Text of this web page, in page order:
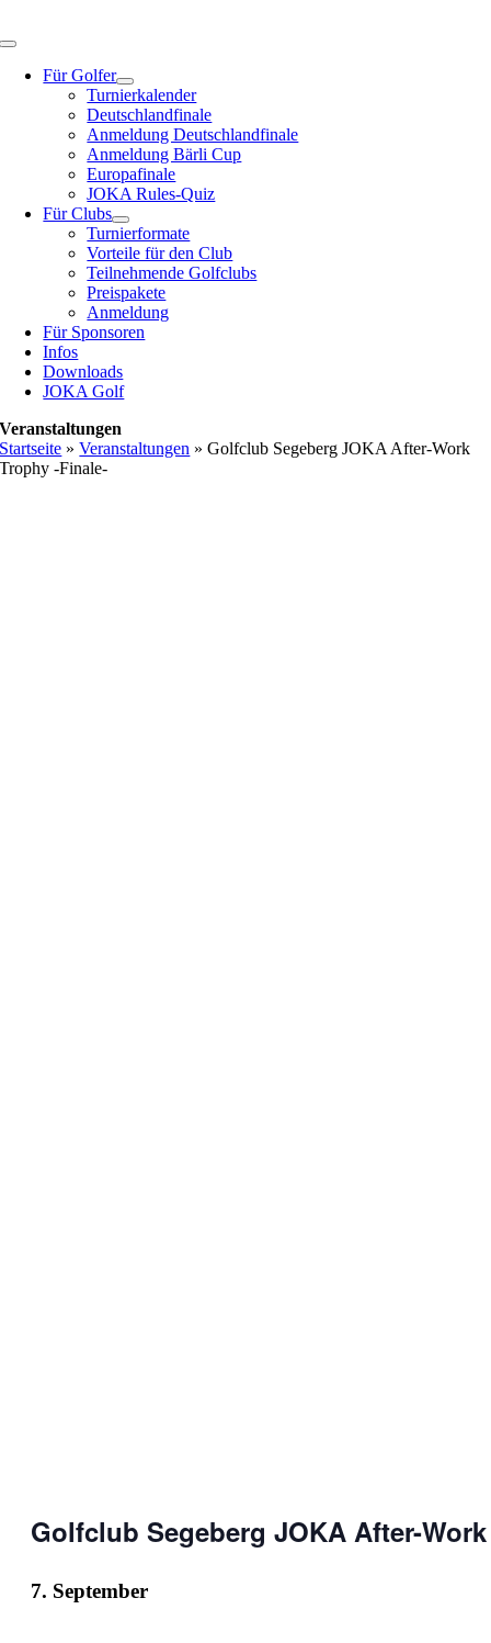
Inhalt
Toggle
NavigationFür Golfer
Turnierkalender
Deutschlandfinale
Anmeldung Deutschlandfinale
Anmeldung Bärli Cup
Europafinale
JOKA Rules-Quiz
Für Clubs
Turnierformate
Vorteile für den Club
Teilnehmende Golfclubs
Preispakete
Anmeldung
Für Sponsoren
Infos
Downloads
JOKA Golf
Veranstaltungen
Startseite »Veranstaltungen »Golfclub Segeberg JOKA After-Work
Trophy -Finale-
Golfclub Segeberg JOKA After-
7. September